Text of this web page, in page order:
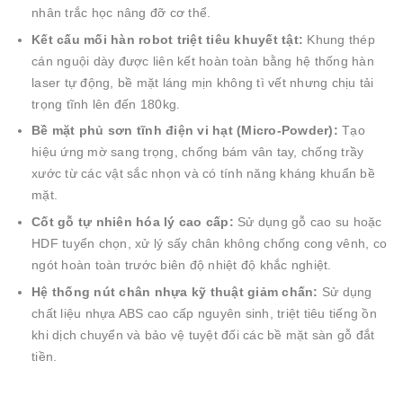
nhân trắc học nâng đỡ cơ thể.
Kết cấu mối hàn robot triệt tiêu khuyết tật: Khung thép
cán nguội dày được liên kết hoàn toàn bằng hệ thống hàn
laser tự động, bề mặt láng mịn không tì vết nhưng chịu tải
trọng tĩnh lên đến 180kg.
Bề mặt phủ sơn tĩnh điện vi hạt (Micro-Powder): Tạo
hiệu ứng mờ sang trọng, chống bám vân tay, chống trầy
xước từ các vật sắc nhọn và có tính năng kháng khuẩn bề
mặt.
Cốt gỗ tự nhiên hóa lý cao cấp: Sử dụng gỗ cao su hoặc
HDF tuyển chọn, xử lý sấy chân không chống cong vênh, co
ngót hoàn toàn trước biên độ nhiệt độ khắc nghiệt.
Hệ thống nút chân nhựa kỹ thuật giảm chấn: Sử dụng
chất liệu nhựa ABS cao cấp nguyên sinh, triệt tiêu tiếng ồn
khi dịch chuyển và bảo vệ tuyệt đối các bề mặt sàn gỗ đắt
tiền.